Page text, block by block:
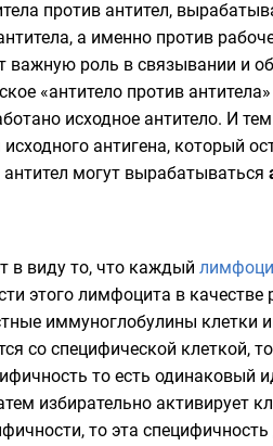
против антител,
а именно против
важную роль в связывании и
«антитело против
исходное антитело. И
антигена, который
могут вырабатываться
в виду то, что каждый
этого лимфоцита в качестве
иммуноглобулины
со специфической клеткой,
то есть одинаковый
избирательно активирует
то эта специфичность